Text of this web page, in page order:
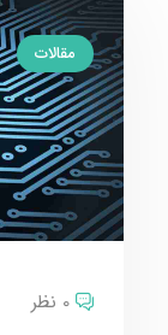
مقالات
0 نظر